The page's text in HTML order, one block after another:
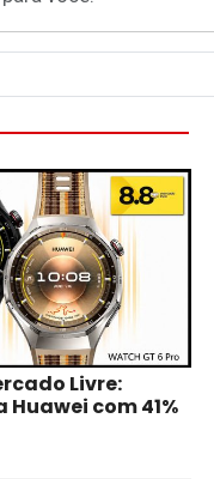
Livre:
Huawei com 41%